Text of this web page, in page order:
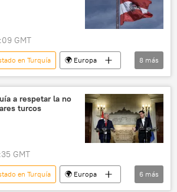
GMT
en Turquía
🌍 Europa
política
Turquía
Austria
conmemoración
8 más
a respetar la no
turcos
GMT
en Turquía
🌍 Europa
6 más